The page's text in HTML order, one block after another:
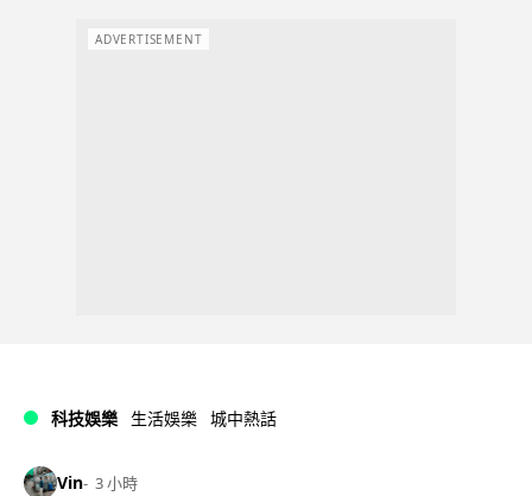
ADVERTISEMENT
科技娛樂 生活娛樂 城中熱話
Vin 3 小時